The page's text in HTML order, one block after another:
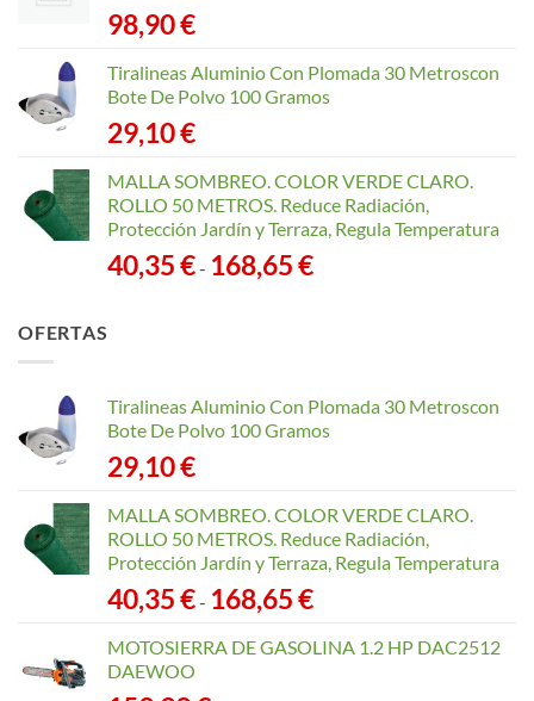
98,90€
Tiralineas Aluminio Con Plomada 30 Metroscon
Bote De Polvo 100 Gramos
29,10€
MALLA SOMBREO. COLOR VERDE CLARO.
ROLLO 50 METROS. Reduce Radiación,
Protección Jardín y Terraza, Regula Temperatura
40,35€- 168,65€Rango
168,65 €
OFERTAS
Tiralineas Aluminio Con Plomada 30 Metroscon
Bote De Polvo 100 Gramos
29,10€
MALLA SOMBREO. COLOR VERDE CLARO.
ROLLO 50 METROS. Reduce Radiación,
Protección Jardín y Terraza, Regula Temperatura
40,35€- 168,65€Rango
precios:
MOTOSIERRA DE GASOLINA 1.2 HP DAC2512
DAEWOO